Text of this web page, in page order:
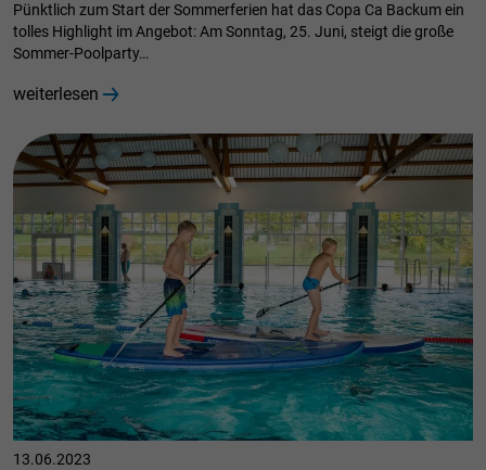
Pünktlich zum Start der Sommerferien hat das Copa Ca Backum ein
tolles Highlight im Angebot: Am Sonntag, 25. Juni, steigt die große
Sommer-Poolparty…
weiterlesen
13.06.2023